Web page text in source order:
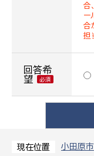
現在位置 小田原市
合
ー
合
担
回答希
望